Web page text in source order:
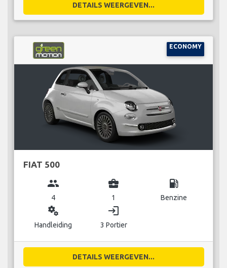
DETAILS WEERGEVEN...
ECONOMY
FIAT 500
group
4
business_center
1
local_gas_station
Benzine
miscellaneous_services
Handleiding
login
3 Portier
DETAILS WEERGEVEN...